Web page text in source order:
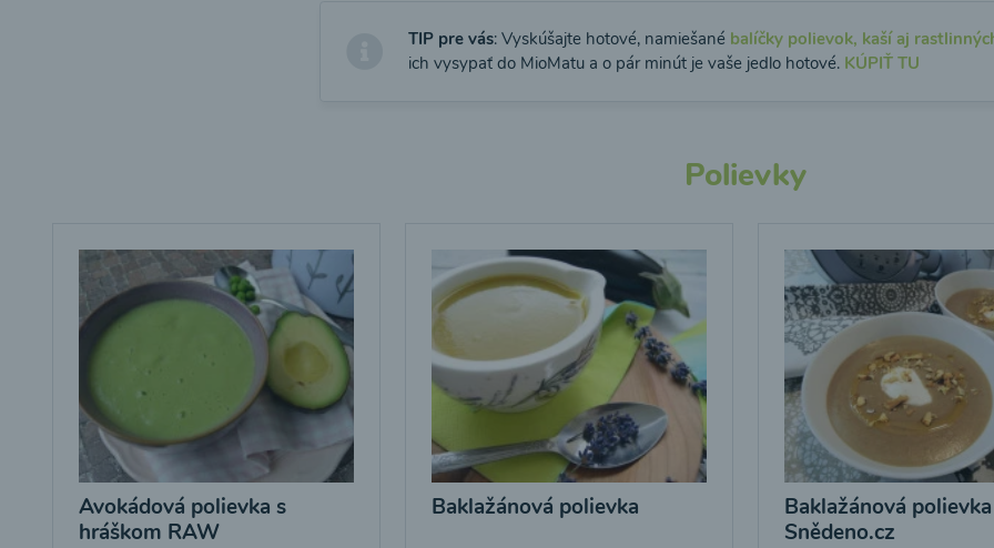
TIP pre vás: Vyskúšajte hotové, namiešané balíčky polievok, kaší aj
ich vysypať do MioMatu a o pár minút je vaše jedlo hotové. KÚPIŤ TU
Polievky
Avokádová polievka s
hráškom RAW
Baklažánová polievka
Baklažánová
Snědeno.cz